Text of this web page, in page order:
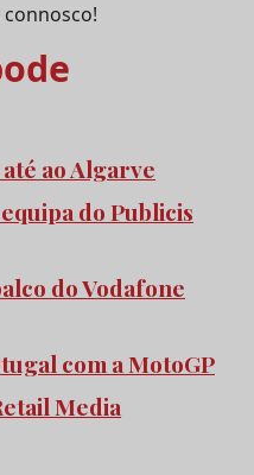
ao Algarve
do Publicis
do Vodafone
com a MotoGP
Media